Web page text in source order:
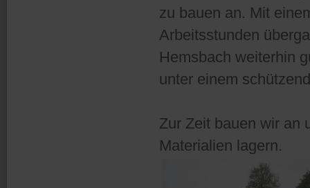
zu bauen an. Mit
Arbeitsstunden
Hemsbach weiterhin
unter einem
Zur Zeit bauen wir an
Materialien lagern.